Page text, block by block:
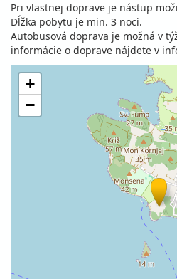
Pri vlastnej doprave je nástup
Dĺžka pobytu je min. 3 noci.
Autobusová doprava je možná v
informácie o doprave nájdete v
+
−